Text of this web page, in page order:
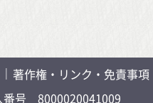
著作権・リンク・免責事項
号 8000020041009